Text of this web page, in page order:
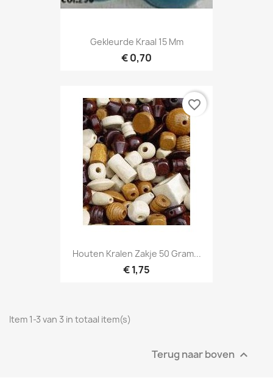
Gekleurde Kraal 15 Mm
€ 0,70
Houten Kralen Zakje 50 Gram...
€ 1,75
favorite_border
Item 1-3 van 3 in totaal item(s)
Terug naar boven 